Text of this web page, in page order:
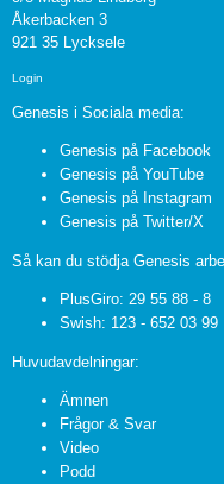
Åkerbacken 3
921 35 Lycksele
Login
Genesis i Sociala media:
Genesis på Facebook
Genesis på YouTube
Genesis på Instagram
Genesis på Twitter/X
Så kan du stödja Genesis
PlusGiro: 29 55 88 - 8
Swish: 123 - 652 03 99
Huvudavdelningar:
Ämnen
Frågor & Svar
Video
Podd